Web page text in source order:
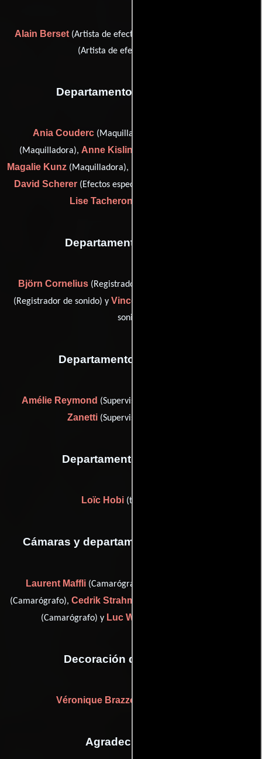
Alain Berset(Artista de efectos digitales) y
(Artista de efectos digitales)
Departamento de maquillaje
Ania Couderc (Maquilladora),
(Maquilladora), Anne Kisling
Magalie Kunz (Maquilladora),
David Scherer(Efectos especiales con maquillaje) y
Lise Tacheron
Departamento de sonido
Björn Cornelius(Registrador de sonido),
(Registrador de sonido) y Vincent Kappeler
sonido)
Departamento de vestuario
Amélie Reymond (Supervisor de vestuario) y
Zanetti (Supervisor de vestuario)
Departamento de editorial
Loïc Hobi(trailer editor)
Cámaras y departamento de electricidad
Laurent Maffli(Camarógrafo),
(Camarógrafo), Cedrik Strahm
(Camarógrafo) y Luc Walpoth
Decoración de escenario
Véronique Brazzola
Agradecimientos